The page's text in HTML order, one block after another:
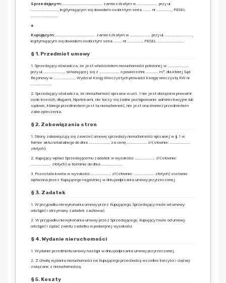
Sprzedającym: ……………………………………….. zamieszkałym w ……………………. przy ul.
………………………….., legitymującym się dowodem osobistym seria ………. nr ………………, PESEL
a
Kupującym: ……………………………………….. zamieszkałym w ……………………. przy ul. …………………………..,
legitymującym się dowodem osobistym seria ………. nr ………………, PESEL …………………………..
§ 1. Przedmiot umowy
1. Sprzedający oświadcza, że jest właścicielem nieruchomości położonej w …………………….
przy ul. ……………………, składającej się z …………………… o powierzchni …………… m², dla której Sąd
Rejonowy w ……………………., Wydział Ksiąg Wieczystych prowadzi księgę wieczystą KW nr
2. Sprzedający oświadcza, że nieruchomość opisana w ust. 1 nie jest obciążona prawami
osób trzecich, długami, hipotekami, nie toczy się żadne postępowanie administracyjne lub
sądowe, którego przedmiotem jest ta nieruchomość, nie jest ona również przedmiotem
zabezpieczenia.
§ 2. Zobowiązania stron
1. Strony zobowiązują się zawrzeć umowę sprzedaży nieruchomości opisanej w § 1 w
formie aktu notarialnego do dnia ……………………, za cenę …………………… zł (słownie: ……………………
złotych).
2. Kupujący wpłaci Sprzedającemu zadatek w wysokości …………………… zł (słownie:
…………………… złotych) w terminie do dnia …………………….
3. Pozostała kwota w wysokości …………………… zł (słownie: …………………… złotych) zostanie
wpłacona przez Kupującego najpóźniej w dniu podpisania umowy przyrzeczonej.
§ 3. Zadatek
1. W przypadku niewykonania umowy przez Kupującego, Sprzedający może od umowy
odstąpić i otrzymany zadatek zachować.
2. W przypadku niewykonania umowy przez Sprzedającego, Kupujący może od umowy
odstąpić i żądać zwrotu zadatku w podwójnej wysokości.
§ 4. Wydanie nieruchomości
1. Wydanie przedmiotu umowy nastąpi w dniu podpisania umowy przyrzeczonej.
2. Z chwilą wydania nieruchomości na Kupującego przechodzą wszelkie korzyści i ciężary
związane z nieruchomością.
§ 5. Koszty